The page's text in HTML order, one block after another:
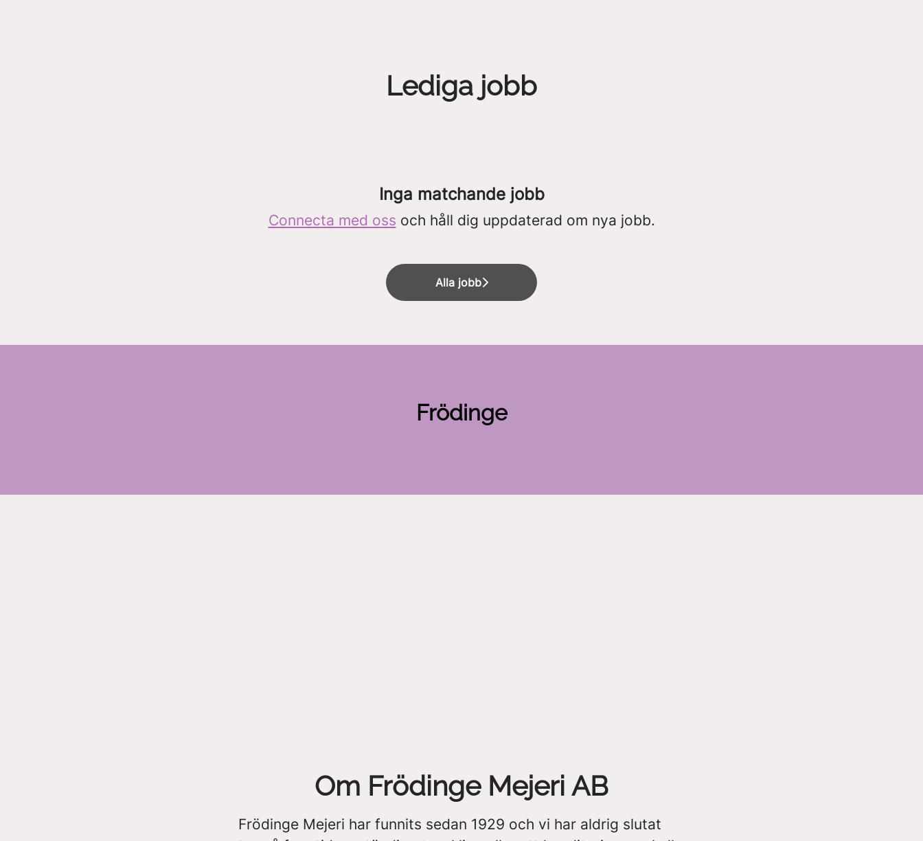
Lediga jobb
Inga matchande jobb
Connecta med oss och håll dig uppdaterad om nya jobb.
Alla jobb
Frödinge
Om Frödinge Mejeri AB
Frödinge Mejeri har funnits sedan 1929 och vi har aldrig slutat